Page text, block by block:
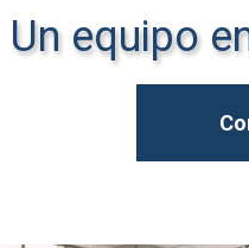
Un equipo